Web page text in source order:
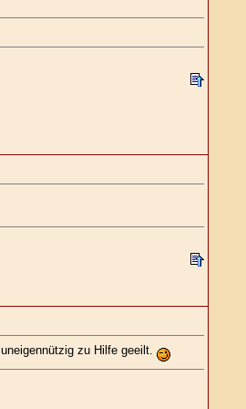
zu Hilfe geeilt.